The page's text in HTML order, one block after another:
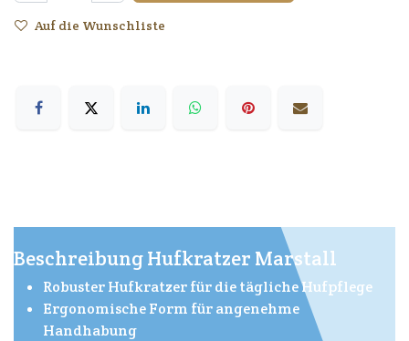
Auf die Wunschliste
Beschreibung Hufkratzer Marstall
Robuster Hufkratzer für die tägliche Hufpflege
Ergonomische Form für angenehme
Handhabung